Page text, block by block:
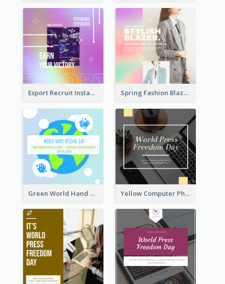
Esport Recruit Instagram Post Spring Fashion Blazer Instagram Post
Green World Hand Hygiene Day Instagram Post Yellow Computer Photo World Press Freedom Day Instagram Post